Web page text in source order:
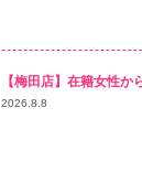
【梅田店】在籍女性
2026.8.8